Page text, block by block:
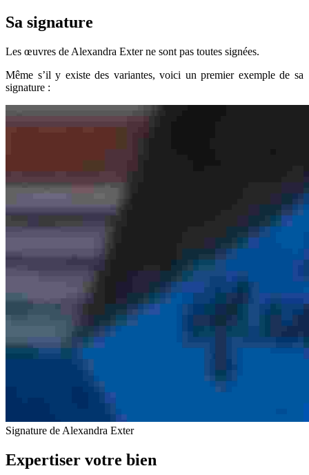
Sa signature
Les œuvres de Alexandra Exter ne sont pas toutes signées.
Même s’il y existe des variantes, voici un premier exemple de sa
signature :
Signature de Alexandra Exter
Expertiser votre bien